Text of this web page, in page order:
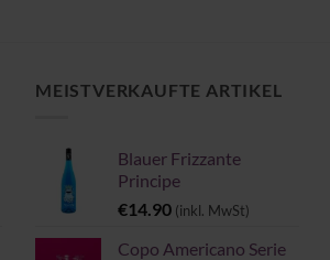
MEISTVERKAUFTE ARTIKEL
Blauer Frizzante
Principe
€14.90 (inkl. MwSt)
Copo Americano Serie